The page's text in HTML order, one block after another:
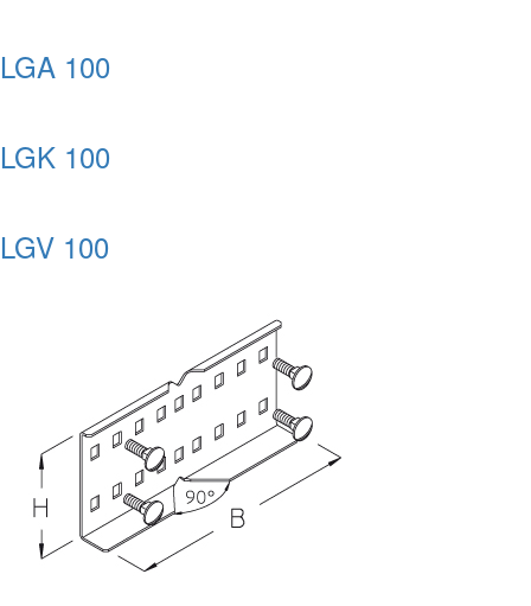
LGA 100
LGK 100
LGV 100